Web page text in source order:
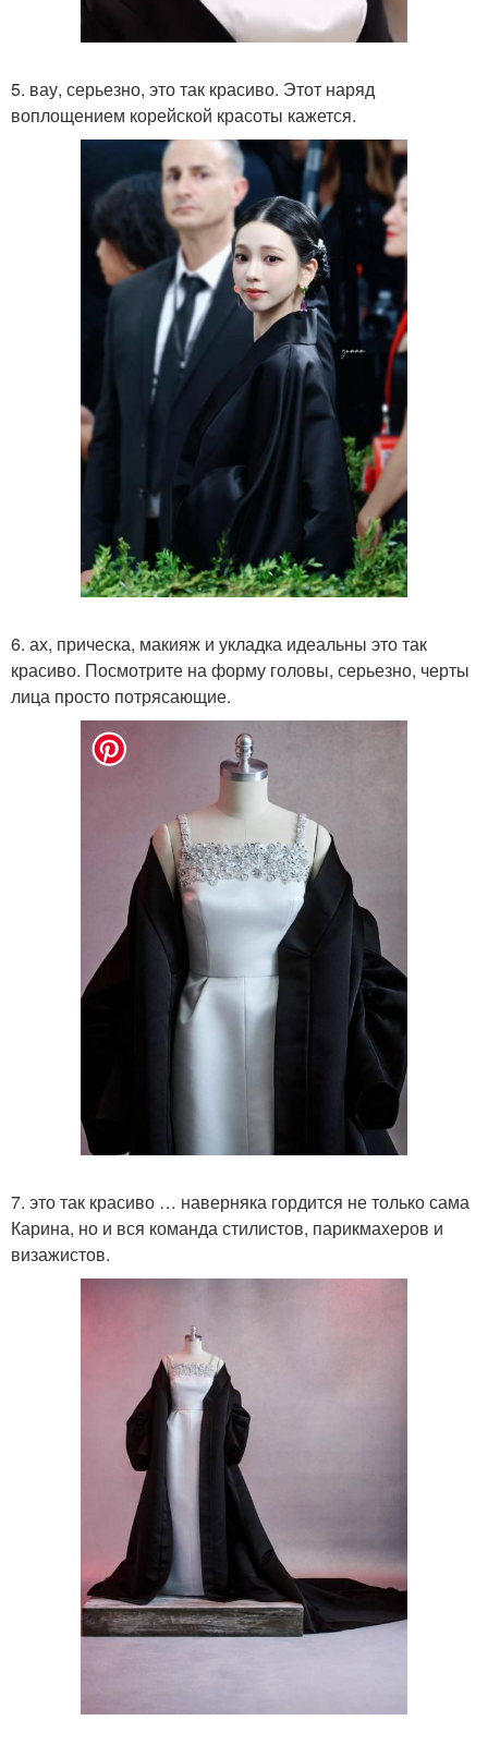
5. вау, серьезно, это так красиво. Этот наряд
воплощением корейской красоты кажется.
6. ах, прическа, макияж и укладка идеальны это так
красиво. Посмотрите на форму головы, серьезно, черты
лица просто потрясающие.
7. это так красиво … наверняка гордится не только сама
Карина, но и вся команда стилистов, парикмахеров и
визажистов.